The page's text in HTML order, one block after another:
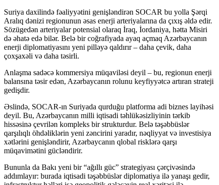
Suriya daxilində fəaliyyətini genişləndirən SOCAR bu yolla Şərqi
Aralıq dənizi regionunun əsas enerji arteriyalarına da çıxış əldə edir.
Sözügedən arteriyalar potensial olaraq İraq, İordaniya, hətta Misiri
də əhatə edə bilər. Belə bir coğrafiyada ayaq açmaq Azərbaycanın
enerji diplomatiyasını yeni pilləyə qaldırır – daha çevik, daha
çoxşaxəli və daha təsirli.
Anlaşma sadəcə kommersiya müqaviləsi deyil – bu, regionun enerji
balansına təsir edən, Azərbaycanın rolunu keyfiyyətcə artıran strateji
gedişdir.
Əslində, SOCAR-ın Suriyada qurduğu platforma adi biznes layihəsi
deyil. Bu, Azərbaycanın milli iqtisadi təhlükəsizliyinin tərkib
hissəsinə çevrilən kompleks bir strukturdur. Belə təşəbbüslər
qarşılıqlı öhdəliklərin yeni zəncirini yaradır, nəqliyyat və investisiya
xətlərini genişləndirir, Azərbaycanın qlobal risklərə qarşı
müqavimətini gücləndirir.
Bununla da Bakı yeni bir “ağıllı güc” strategiyası çərçivəsində
addımlayır: burada iqtisadi təşəbbüslər diplomatiya ilə yanaşı gedir,